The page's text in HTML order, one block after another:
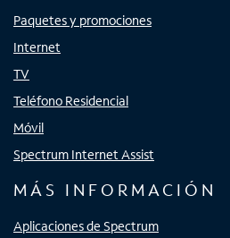
Paquetes y promociones
Internet
TV
Teléfono Residencial
Móvil
Spectrum Internet Assist
MÁS INFORMACIÓN
Aplicaciones de Spectrum